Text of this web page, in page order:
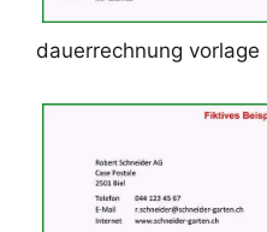
dauerrechnung vorlage